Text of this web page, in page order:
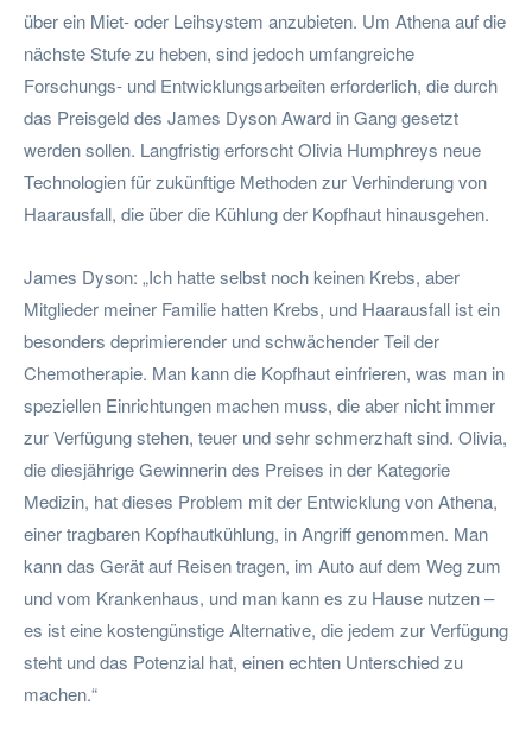
über ein Miet- oder Leihsystem anzubieten. Um Athena auf die
nächste Stufe zu heben, sind jedoch umfangreiche
Forschungs- und Entwicklungsarbeiten erforderlich, die durch
das Preisgeld des James Dyson Award in Gang gesetzt
werden sollen. Langfristig erforscht Olivia Humphreys neue
Technologien für zukünftige Methoden zur Verhinderung von
Haarausfall, die über die Kühlung der Kopfhaut hinausgehen.
James Dyson: „Ich hatte selbst noch keinen Krebs, aber
Mitglieder meiner Familie hatten Krebs, und Haarausfall ist ein
besonders deprimierender und schwächender Teil der
Chemotherapie. Man kann die Kopfhaut einfrieren, was man in
speziellen Einrichtungen machen muss, die aber nicht immer
zur Verfügung stehen, teuer und sehr schmerzhaft sind. Olivia,
die diesjährige Gewinnerin des Preises in der Kategorie
Medizin, hat dieses Problem mit der Entwicklung von Athena,
einer tragbaren Kopfhautkühlung, in Angriff genommen. Man
kann das Gerät auf Reisen tragen, im Auto auf dem Weg zum
und vom Krankenhaus, und man kann es zu Hause nutzen –
es ist eine kostengünstige Alternative, die jedem zur Verfügung
steht und das Potenzial hat, einen echten Unterschied zu
machen.“